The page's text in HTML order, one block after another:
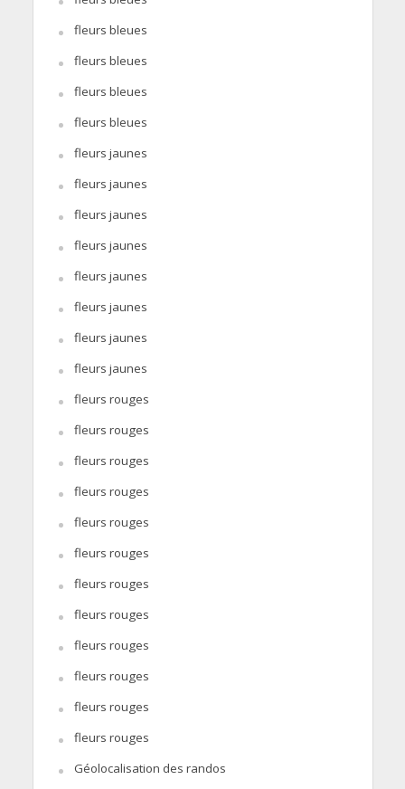
fleurs bleues
fleurs bleues
fleurs bleues
fleurs bleues
fleurs jaunes
fleurs jaunes
fleurs jaunes
fleurs jaunes
fleurs jaunes
fleurs jaunes
fleurs jaunes
fleurs jaunes
fleurs rouges
fleurs rouges
fleurs rouges
fleurs rouges
fleurs rouges
fleurs rouges
fleurs rouges
fleurs rouges
fleurs rouges
fleurs rouges
fleurs rouges
fleurs rouges
Géolocalisation des randos